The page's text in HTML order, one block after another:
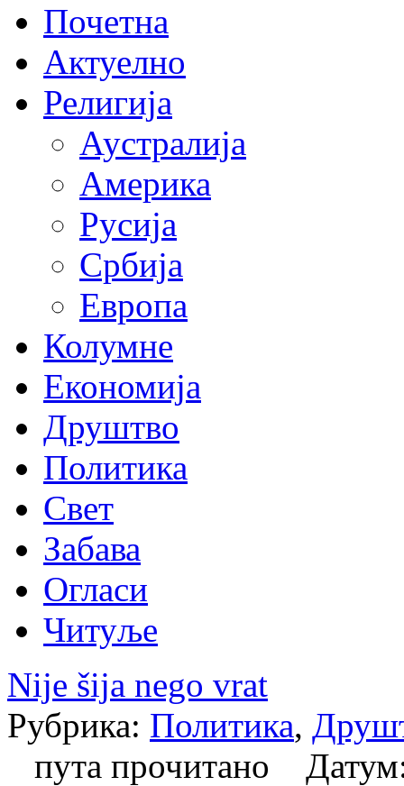
Почетна
Актуелно
Религија
Аустралија
Америка
Русија
Србија
Европа
Колумне
Економија
Друштво
Политика
Свет
Забава
Огласи
Читуље
Nije šija nego vrat
Рубрика: Политика,
пута прочитано